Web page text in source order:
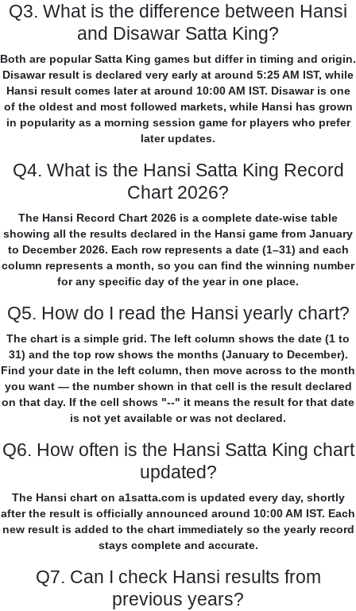
Q3. What is the difference between Hansi
and Disawar Satta King?
Both are popular Satta King games but differ in timing and origin.
Disawar result is declared very early at around 5:25 AM IST, while
Hansi result comes later at around 10:00 AM IST. Disawar is one
of the oldest and most followed markets, while Hansi has grown
in popularity as a morning session game for players who prefer
later updates.
Q4. What is the Hansi Satta King Record
Chart 2026?
The Hansi Record Chart 2026 is a complete date-wise table
showing all the results declared in the Hansi game from January
to December 2026. Each row represents a date (1–31) and each
column represents a month, so you can find the winning number
for any specific day of the year in one place.
Q5. How do I read the Hansi yearly chart?
The chart is a simple grid. The left column shows the date (1 to
31) and the top row shows the months (January to December).
Find your date in the left column, then move across to the month
you want — the number shown in that cell is the result declared
on that day. If the cell shows "--" it means the result for that date
is not yet available or was not declared.
Q6. How often is the Hansi Satta King chart
updated?
The Hansi chart on a1satta.com is updated every day, shortly
after the result is officially announced around 10:00 AM IST. Each
new result is added to the chart immediately so the yearly record
stays complete and accurate.
Q7. Can I check Hansi results from
previous years?